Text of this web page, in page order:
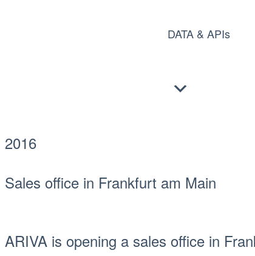
DATA & APIs
2016
Sales office in Frankfurt am Main
ARIVA is opening a sales office in